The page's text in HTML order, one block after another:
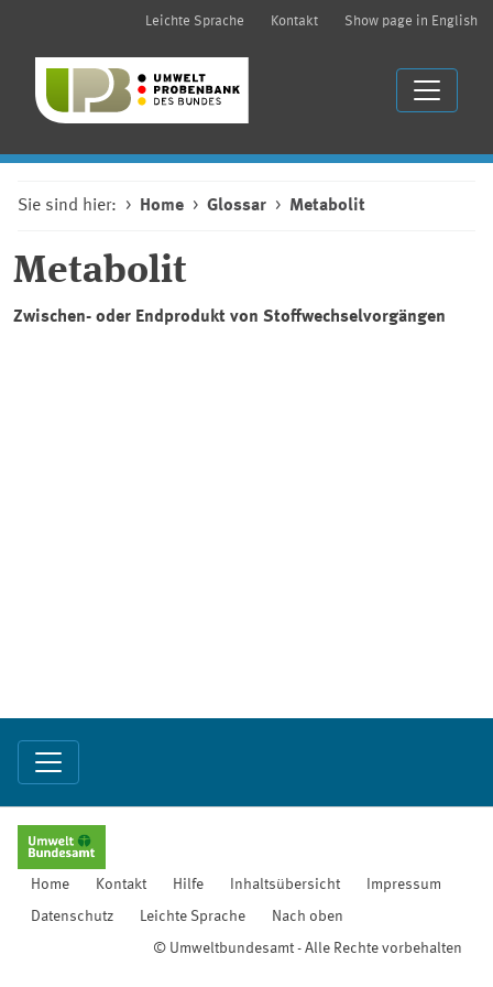
Leichte Sprache Kontakt Show page in English
Sie sind hier: Home Glossar Metabolit
Metabolit
Zwischen- oder Endprodukt von Stoffwechselvorgängen
Home Kontakt Hilfe Inhaltsübersicht Impressum
Datenschutz Leichte Sprache Nach oben
© Umweltbundesamt - Alle Rechte vorbehalten